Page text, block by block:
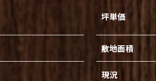
坪単価
敷地面積
現況